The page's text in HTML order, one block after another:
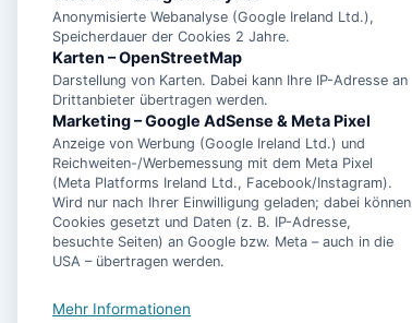
Anonymisierte Webanalyse (Google Ireland Ltd.),
Speicherdauer der Cookies 2 Jahre.
Karten – OpenStreetMap
Darstellung von Karten. Dabei kann Ihre IP-Adresse an
Drittanbieter übertragen werden.
Marketing – Google AdSense & Meta Pixel
Anzeige von Werbung (Google Ireland Ltd.) und
Reichweiten-/Werbemessung mit dem Meta Pixel
(Meta Platforms Ireland Ltd., Facebook/Instagram).
Wird nur nach Ihrer Einwilligung geladen; dabei können
Cookies gesetzt und Daten (z. B. IP-Adresse,
besuchte Seiten) an Google bzw. Meta – auch in die
USA – übertragen werden.
Mehr Informationen